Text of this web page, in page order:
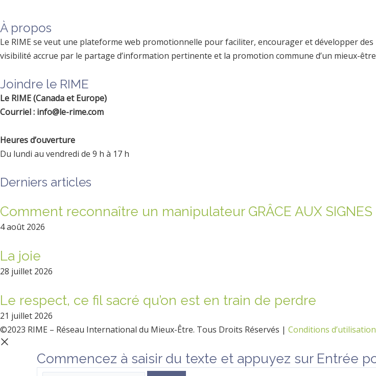
À propos
Le RIME se veut une plateforme web promotionnelle pour faciliter, encourager et développer
visibilité accrue par le partage d’information pertinente et la promotion commune d’un mieux-
Joindre le RIME
Le RIME (Canada et Europe)
Courriel : info@le-rime.com
Heures d’ouverture
Du lundi au vendredi de 9 h à 17 h
Derniers articles
Comment reconnaître un manipulateur GRÂCE AUX SIGNES
4 août 2026
La joie
28 juillet 2026
Le respect, ce fil sacré qu’on est en train de perdre
21 juillet 2026
©2023 RIME – Réseau International du Mieux-Être. Tous Droits Réservés | Conditions d’utilisation
Commencez à saisir du texte et appuyez sur Entrée